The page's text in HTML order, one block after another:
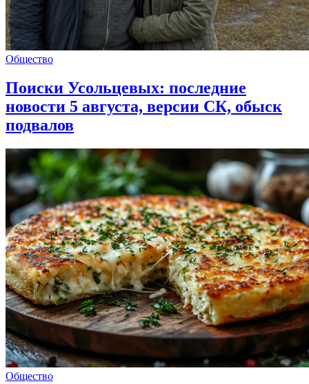
Общество
Поиски Усольцевых: последние
новости 5 августа, версии СК, обыск
подвалов
Общество